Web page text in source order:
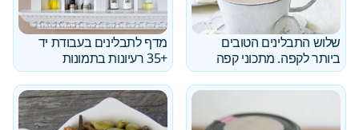
שלוש התבלינים הטובים
ביותר לקפה. מתכוני קפה
מדף לתבלינים בעבודת יד
+35 רעיונות בתמונות